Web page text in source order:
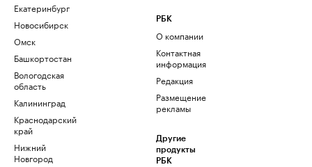
Екатеринбург
Новосибирск
Омск
Башкортостан
Вологодская
область
Калининград
Краснодарский
край
Нижний
Новгород
РБК
О компании
Контактная
информация
Редакция
Размещение
рекламы
Другие
продукты
РБК